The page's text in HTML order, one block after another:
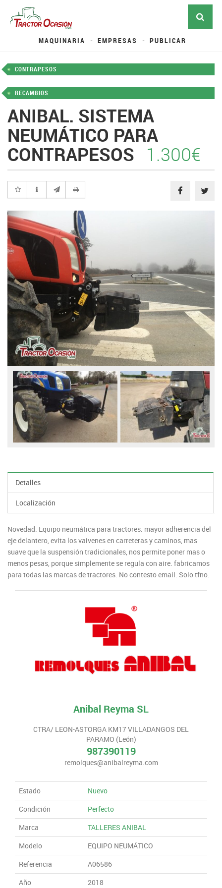
MAQUINARIA EMPRESAS PUBLICAR
CONTRAPESOS
RECAMBIOS
ANIBAL. SISTEMA
NEUMÁTICO PARA
CONTRAPESOS 1.300€
Detalles
Localización
Novedad. Equipo neumática para tractores. mayor adherencia del
eje delantero, evita los vaivenes en carreteras y caminos, mas
suave que la suspensión tradicionales, nos permite poner mas o
menos pesas, porque simplemente se regula con aire. fabricamos
para todas las marcas de tractores. No contesto email. Solo tfno.
Anibal Reyma SL
CTRA/ LEON-ASTORGA KM17 VILLADANGOS DEL
PARAMO (León)
987390119
remolques@anibalreyma.com
Estado
Nuevo
Condición
Perfecto
Marca
TALLERES ANIBAL
Modelo
EQUIPO NEUMÁTICO
Referencia
A06586
Año
2018